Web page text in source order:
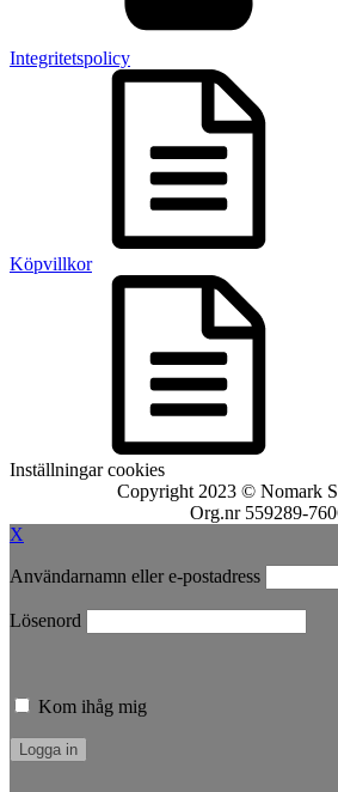
Integritetspolicy
Köpvillkor
Inställningar cookies
Copyright 2023 © Nomark
Org.nr 559289-
X
Användarnamn eller e-postadress
Lösenord
Kom ihåg mig